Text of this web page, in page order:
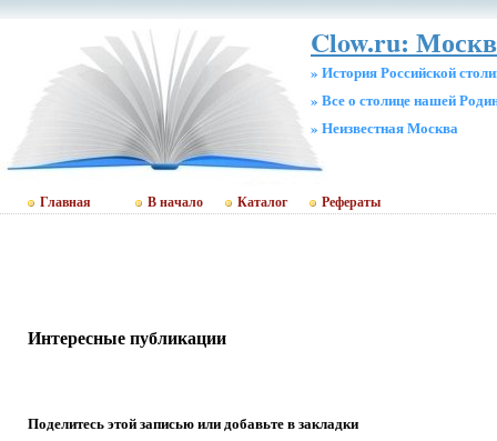
Clow.ru:
» История Российской
» Все о столице нашей
» Неизвестная Москва
Главная В начало Каталог Рефераты
Интересные публикации
Поделитесь этой записью или добавьте в закладки